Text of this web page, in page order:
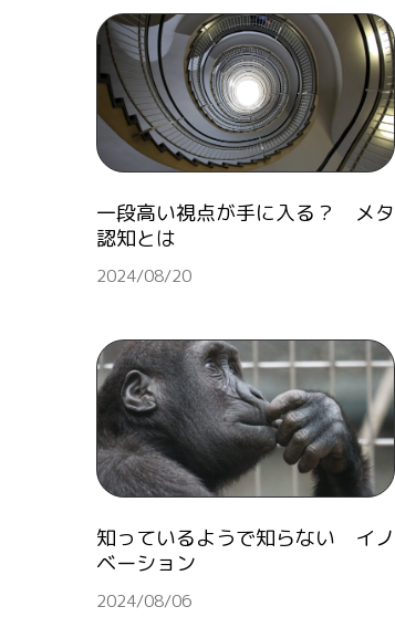
一段高い視点が手に入る？ メタ
認知とは
2024/08/20
知っているようで知らない イノ
ベーション
2024/08/06